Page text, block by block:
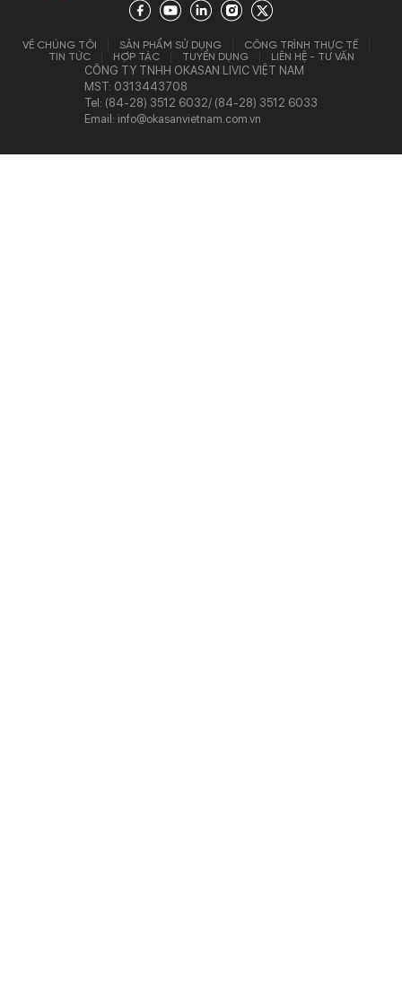
VỀ CHÚNG TÔI SẢN PHẨM SỬ DỤNG
CÔNG TRÌNH THỰC TẾ
TIN TỨC
HỢP TÁC TUYỂN DỤNG LIÊN HỆ - TƯ VẤN
CÔNG TY TNHH OKASAN LIVIC VIỆT NAM
MST: 0313443708
Tel: (84-28) 3512 6032/ (84-28) 3512 6033
Email: info@okasanvietnam.com.vn